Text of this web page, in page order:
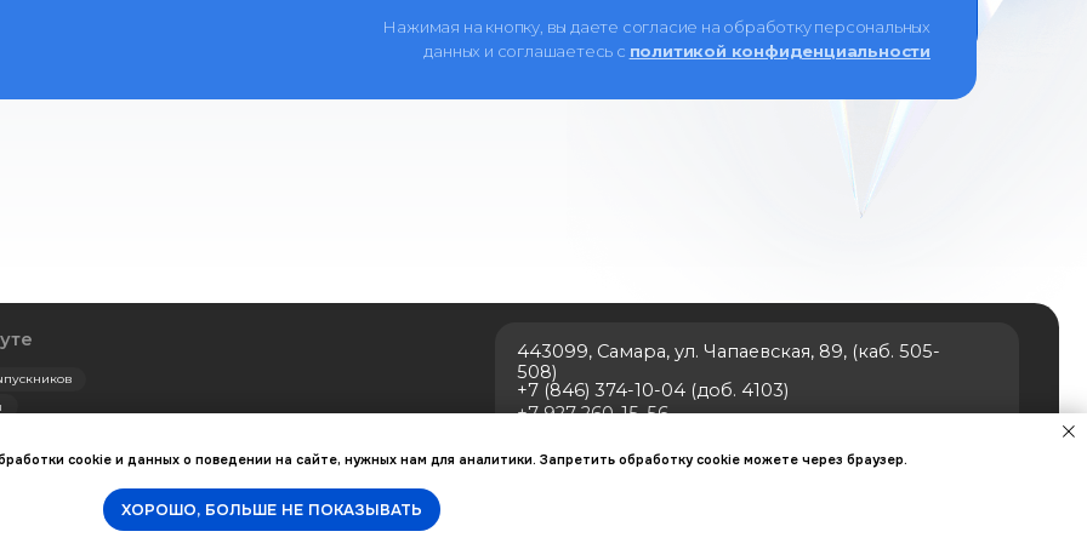
Нажимая на кнопку, вы даете согласие на обработку персональных
данных и соглашаетесь c политикой конфиденциальности
508)
cookie и данных о поведении на сайте, нужных нам для аналитики. Запретить обработку cookie можете через браузер.
ХОРОШО, БОЛЬШЕ НЕ ПОКАЗЫВАТЬ